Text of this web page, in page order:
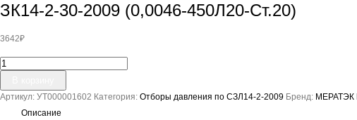
ЗК14-2-30-2009 (0,0046-450Л20-Ст.20)
3642₽
Количество
товара
ЗК14-
2-
Артикул: УТ000001602 Категория: Отборы давления по СЗЛ14-2-2009 Бренд: МЕРАТЭК
Описание